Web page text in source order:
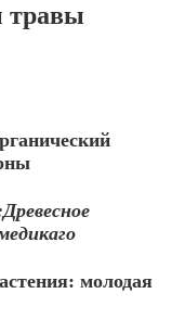
травы
молодая